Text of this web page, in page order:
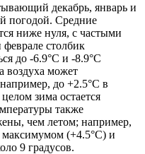
декабрь, январь и
погодой. Средние
ниже нуля, с частыми
столбик
до -6.9°C и -8.9°C
воздуха может
до +2.5°C в
зима остается
также
чем летом; например,
(+4.5°C) и
9 градусов.